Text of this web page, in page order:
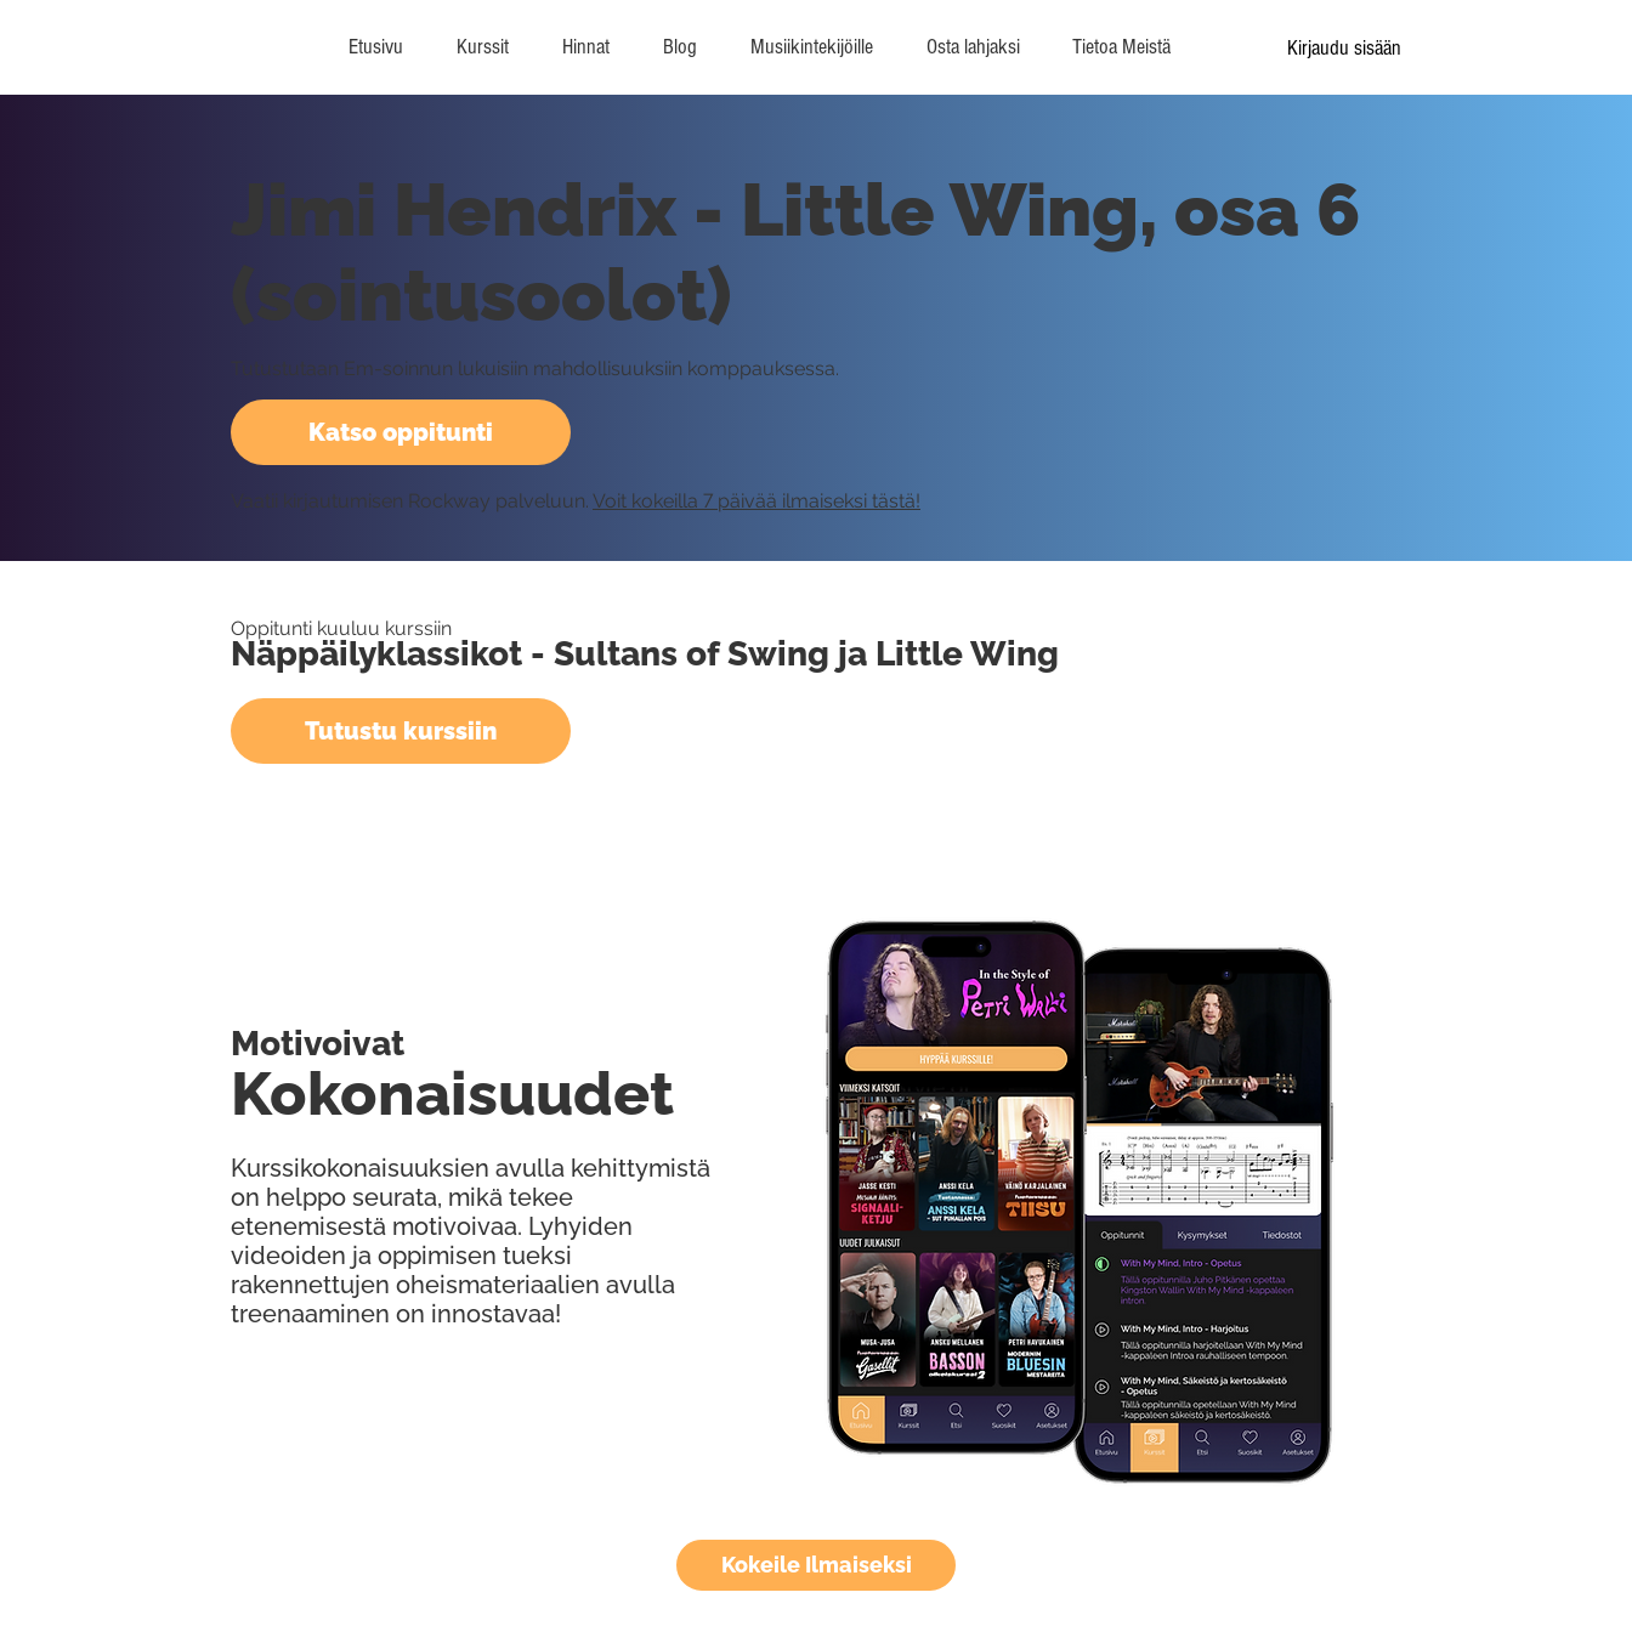
Etusivu Kurssit Hinnat Blog Musiikintekijöille Osta lahjaksi Tietoa Meistä Kirjaudu sisään
Kokeile Ilmaiseksi
Katso oppitunti
Jimi Hendrix - Little Wing, osa 6
(sointusoolot)
Tutustutaan Em-soinnun lukuisiin mahdollisuuksiin komppauksessa.
Vaatii kirjautumisen Rockway palveluun. Voit kokeilla 7 päivää ilmaiseksi tästä!
Oppitunti kuuluu kurssiin
Näppäilyklassikot - Sultans of Swing ja Little Wing
Tutustu kurssiin
Kurssikokonaisuuksien avulla kehittymistä
on helppo seurata, mikä tekee
etenemisestä motivoivaa. Lyhyiden
videoiden ja oppimisen tueksi
rakennettujen oheismateriaalien avulla
treenaaminen on innostavaa!
Kokonaisuudet
Motivoivat